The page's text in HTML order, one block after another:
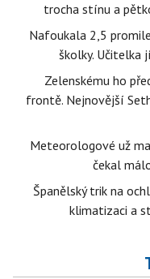
trocha stínu a
Nafoukala 2,5
školky. Učitelka
Zelenskému ho
frontě. Nejnovější
Meteorologové už
čekal
Španělský trik na
klimatizaci a